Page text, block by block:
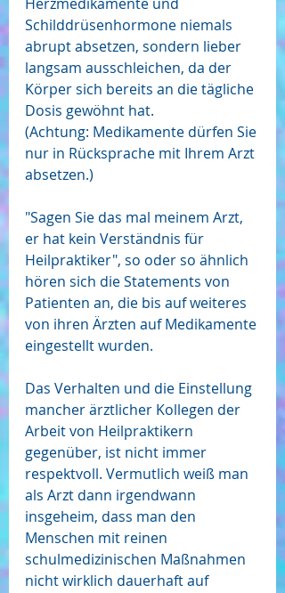
Schilddrüsenhormone niemals
abrupt absetzen, sondern lieber
langsam ausschleichen, da der
Körper sich bereits an die tägliche
Dosis gewöhnt hat.
(Achtung: Medikamente dürfen Sie
nur in Rücksprache mit Ihrem Arzt
absetzen.)
"Sagen Sie das mal meinem Arzt,
er hat kein Verständnis für
Heilpraktiker", so oder so ähnlich
hören sich die Statements von
Patienten an, die bis auf weiteres
von ihren Ärzten auf Medikamente
eingestellt wurden.
Das Verhalten und die Einstellung
mancher ärztlicher Kollegen der
Arbeit von Heilpraktikern
gegenüber, ist nicht immer
respektvoll. Vermutlich weiß man
als Arzt dann irgendwann
insgeheim, dass man den
Menschen mit reinen
schulmedizinischen Maßnahmen
nicht wirklich dauerhaft auf